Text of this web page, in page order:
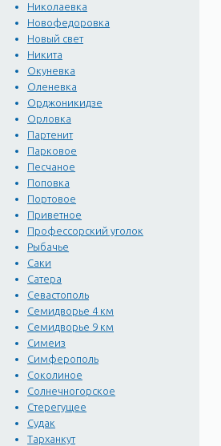
Николаевка
Новофедоровка
Новый свет
Никита
Окуневка
Оленевка
Орджоникидзе
Орловка
Партенит
Парковое
Песчаное
Поповка
Портовое
Приветное
Профессорский уголок
Рыбачье
Саки
Сатера
Севастополь
Семидворье 4 км
Семидворье 9 км
Симеиз
Симферополь
Соколиное
Солнечногорское
Стерегущее
Судак
Тарханкут